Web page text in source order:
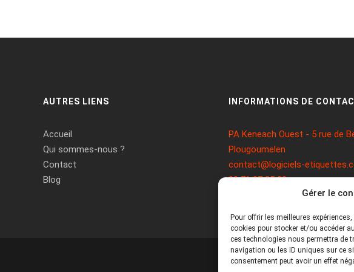
Gérer le
Pour offrir les meilleures
cookies pour stocker et/ou accéder
ces technologies nous permettra de
navigation ou les ID uniques sur ce
consentement peut avoir un effet
AUTRES LIENS
Accueil
Qui sommes-nous ?
Contact
Blog
INFORMATIONS DE
PA Keneach Ouest - 5 rue de
Plougoumelen
contact@logiciels-
09 71 37 25 93